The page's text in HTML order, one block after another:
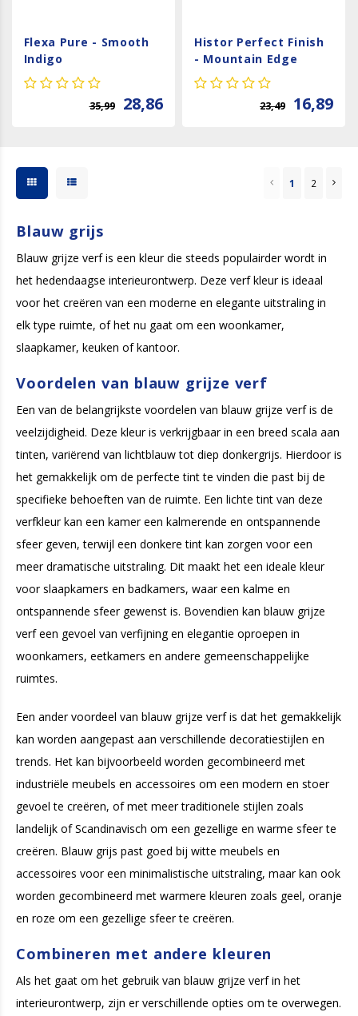
Flexa Pure - Smooth
Indigo
35,99 28,86
Histor Perfect Finish
- Mountain Edge
23,49 16,89
1 2
Blauw grijs
Blauw grijze verf is een kleur die steeds populairder wordt in
het hedendaagse interieurontwerp. Deze verf kleur is ideaal
voor het creëren van een moderne en elegante uitstraling in
elk type ruimte, of het nu gaat om een woonkamer,
slaapkamer, keuken of kantoor.
Voordelen van blauw grijze verf
Een van de belangrijkste voordelen van blauw grijze verf is de
veelzijdigheid. Deze kleur is verkrijgbaar in een breed scala aan
tinten, variërend van lichtblauw tot diep donkergrijs. Hierdoor is
het gemakkelijk om de perfecte tint te vinden die past bij de
specifieke behoeften van de ruimte. Een lichte tint van deze
verfkleur kan een kamer een kalmerende en ontspannende
sfeer geven, terwijl een donkere tint kan zorgen voor een
meer dramatische uitstraling. Dit maakt het een ideale kleur
voor slaapkamers en badkamers, waar een kalme en
ontspannende sfeer gewenst is. Bovendien kan blauw grijze
verf een gevoel van verfijning en elegantie oproepen in
woonkamers, eetkamers en andere gemeenschappelijke
ruimtes.
Een ander voordeel van blauw grijze verf is dat het gemakkelijk
kan worden aangepast aan verschillende decoratiestijlen en
trends. Het kan bijvoorbeeld worden gecombineerd met
industriële meubels en accessoires om een ​​modern en stoer
gevoel te creëren, of met meer traditionele stijlen zoals
landelijk of Scandinavisch om een ​​gezellige en warme sfeer te
creëren. Blauw grijs past goed bij witte meubels en
accessoires voor een minimalistische uitstraling, maar kan ook
worden gecombineerd met warmere kleuren zoals geel, oranje
en roze om een ​​gezellige sfeer te creëren.
Combineren met andere kleuren
Als het gaat om het gebruik van blauw grijze verf in het
interieurontwerp, zijn er verschillende opties om te overwegen.